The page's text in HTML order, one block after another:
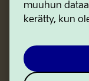
muuhun
kerätty, kun